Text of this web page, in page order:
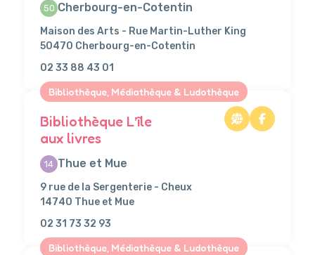
50 Cherbourg-en-Cotentin
Maison des Arts - Rue Martin-Luther King
50470 Cherbourg-en-Cotentin
02 33 88 43 01
Bibliothèque, Médiathèque & Ludothèque
Bibliothèque L’île
aux livres
14 Thue et Mue
9 rue de la Sergenterie - Cheux
14740 Thue et Mue
02 31 73 32 93
Bibliothèque, Médiathèque & Ludothèque